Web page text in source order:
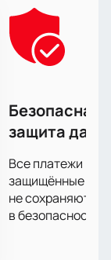
Пекин.
уже успела
«Куньлунь»
«Куньлунь»
вы
мест
Безопасная
защита
Все платежи
защищённые
не сохраняются
в безопасности.